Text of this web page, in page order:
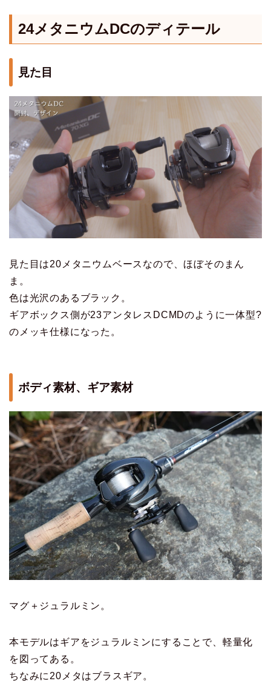
24メタニウムDCのディテール
見た目
見た目は20メタニウムベースなので、ほぼそのまん
ま。
色は光沢のあるブラック。
ギアボックス側が23アンタレスDCMDのように一体型?
のメッキ仕様になった。
ボディ素材、ギア素材
マグ＋ジュラルミン。
本モデルはギアをジュラルミンにすることで、軽量化
を図ってある。
ちなみに20メタはブラスギア。